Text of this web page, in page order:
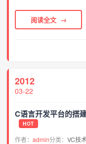
阅读全文
2012
03-22
C语言开发平台的搭
HOT
作者：admin分类：VC技